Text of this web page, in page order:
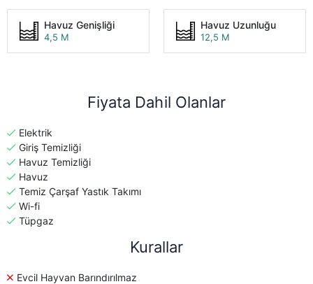
Havuz Genişliği
4,5 M
Havuz Uzunluğu
12,5 M
Fiyata Dahil Olanlar
Elektrik
Giriş Temizliği
Havuz Temizliği
Havuz
Temiz Çarşaf Yastık Takımı
Wi-fi
Tüpgaz
Kurallar
Evcil Hayvan Barındırılmaz